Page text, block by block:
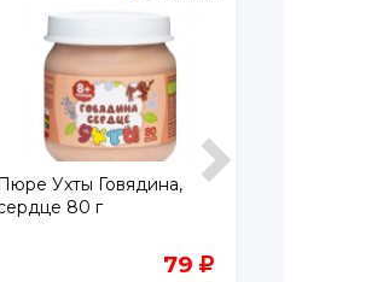
Ухты Говядина,
80 г
79